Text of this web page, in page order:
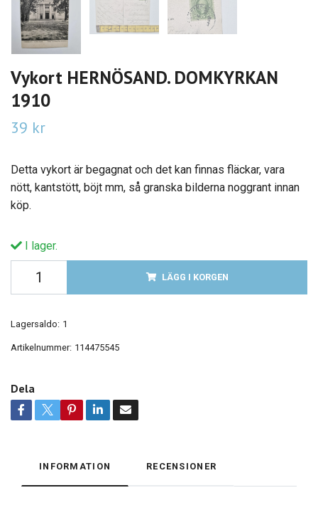
Vykort HERNÖSAND. DOMKYRKAN
1910
39 kr
Detta vykort är begagnat och det kan finnas fläckar, vara
nött, kantstött, böjt mm, så granska bilderna noggrant innan
köp.
I lager.
LÄGG I KORGEN
Lagersaldo: 1
Artikelnummer: 114475545
Dela
INFORMATION RECENSIONER